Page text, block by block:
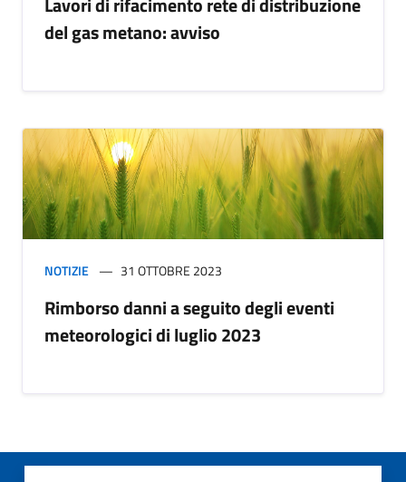
del gas metano: avviso
NOTIZIE 31 OTTOBRE 2023
Rimborso danni a seguito degli eventi
meteorologici di luglio 2023